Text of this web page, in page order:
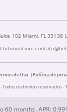
102 Miami, FL 33138
Information:
de Uso
Política de
Todos os direitos reservados -
60 months. APR: